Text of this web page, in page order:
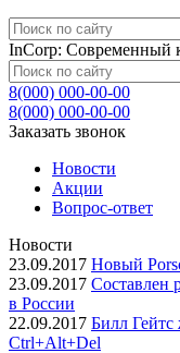
InCorp: Современный
8(000) 000-00-00
8(000) 000-00-00
Заказать звонок
Новости
Акции
Вопрос-ответ
Новости
23.09.2017 Новый
23.09.2017 Составлен
в России
22.09.2017 Билл Гейтс
Ctrl+Alt+Del